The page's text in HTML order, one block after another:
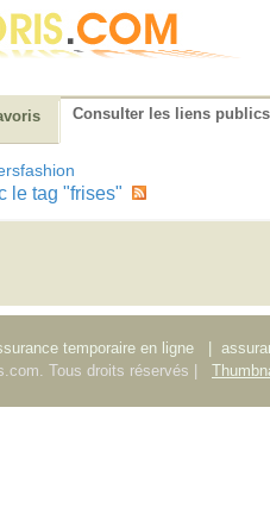
Consulter les liens publics
le tag "frises"
temporaire en ligne
Tous droits réservés |